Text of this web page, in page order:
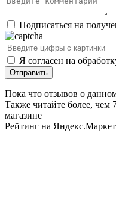
Подписаться на
Я согласен на
Пока что отзывов о
Также читайте более, чем
магазине
Рейтинг на